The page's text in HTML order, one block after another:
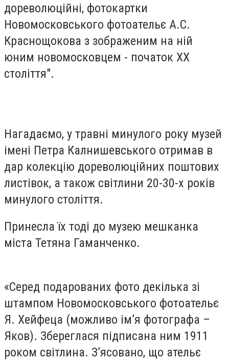
дореволюційні, фотокартки
Новомосковського фотоательє А.С.
Краснощокова з зображеним на ній
юним новомосковцем - початок ХХ
століття".
Нагадаємо, у травні минулого року музей
імені Петра Калнишевського отримав в
дар колекцію дореволюційних поштових
листівок, а також світлини 20-30-х років
минулого століття.
Принесла їх тоді до музею мешканка
міста Тетяна Гаманченко.
«Серед подарованих фото декілька зі
штампом Новомосковського фотоательє
Я. Хейфеца (можливо ім’я фотографа –
Яков). Збереглася підписана ним 1911
роком світлина. З’ясовано, що ательє